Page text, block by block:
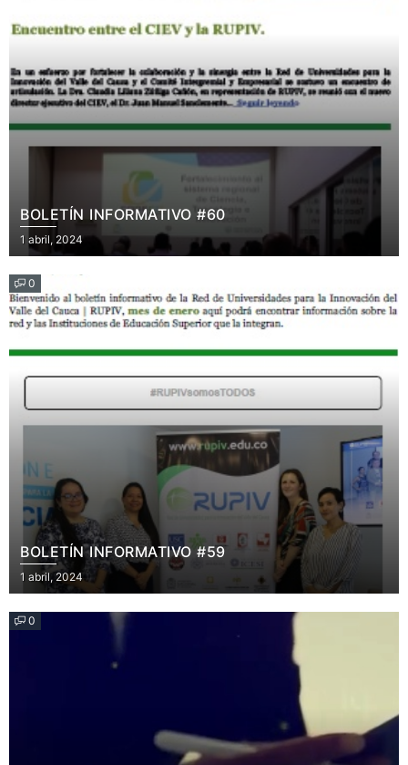
BOLETÍN INFORMATIVO #60
Posted
on
1 abril, 2024
0
BOLETÍN INFORMATIVO #59
Posted
on
1 abril, 2024
0